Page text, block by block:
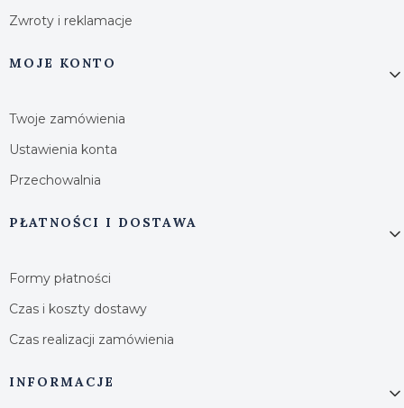
Zwroty i reklamacje
MOJE KONTO
Twoje zamówienia
Ustawienia konta
Przechowalnia
PŁATNOŚCI I DOSTAWA
Formy płatności
Czas i koszty dostawy
Czas realizacji zamówienia
INFORMACJE